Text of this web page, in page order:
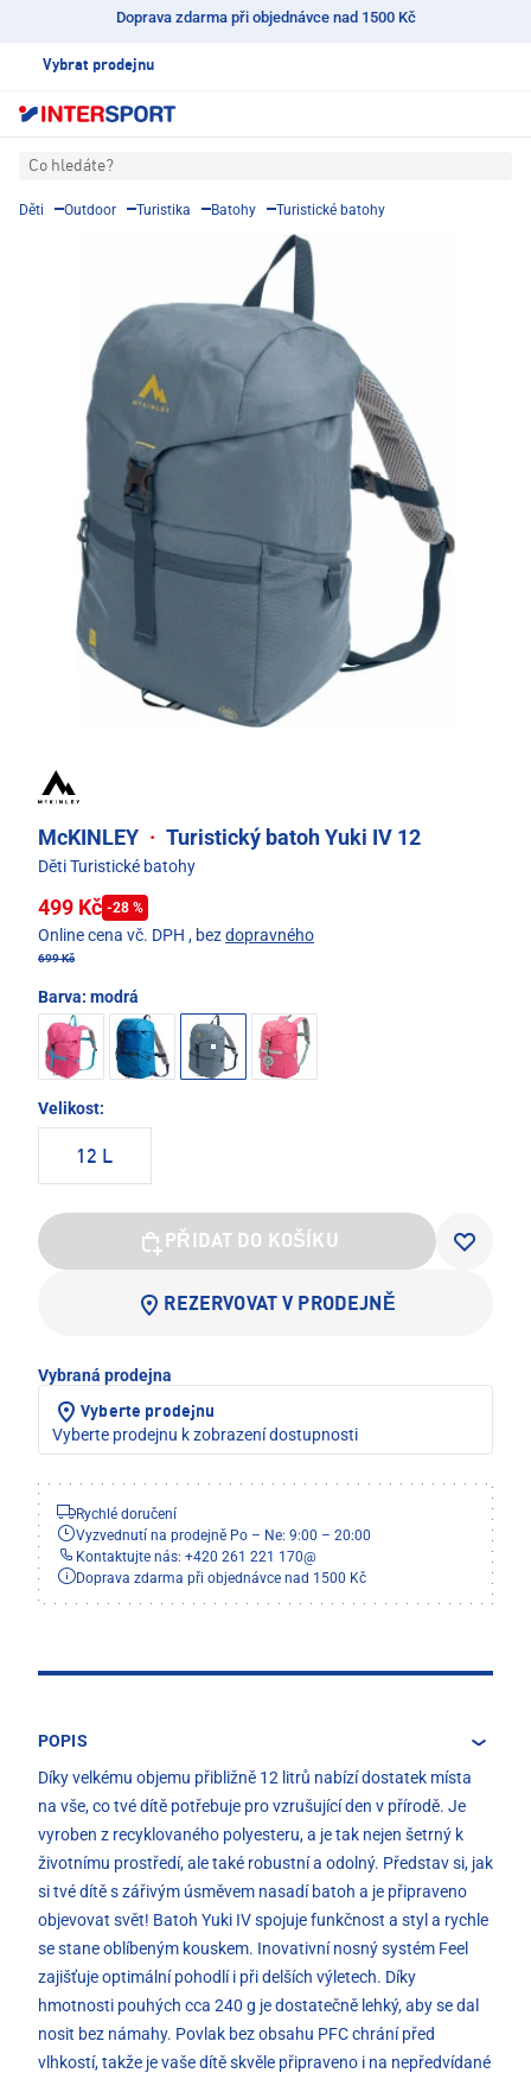
Doprava zdarma při objednávce nad 1500 Kč
Vybrat prodejnu
Co hledáte?
Děti Outdoor Turistika Batohy Turistické batohy
McKINLEY · Turistický batoh Yuki IV 12
Děti Turistické batohy
499 Kč -28 %
Online cena vč. DPH , bezdopravného
699 Kč
Barva: modrá
Velikost:
12 L
PŘIDAT DO KOŠÍKU
REZERVOVAT V PRODEJNĚ
Vybraná prodejna
Vyberte prodejnu
Vyberte prodejnu k zobrazení dostupnosti
Rychlé doručení
Vyzvednutí na prodejně Po – Ne: 9:00 – 20:00
Kontaktujte nás: +420 261 221 170@
Doprava zdarma při objednávce nad 1500 Kč
POPIS
Díky velkému objemu přibližně 12 litrů nabízí dostatek místa
na vše, co tvé dítě potřebuje pro vzrušující den v přírodě. Je
vyroben z recyklovaného polyesteru, a je tak nejen šetrný k
životnímu prostředí, ale také robustní a odolný. Představ si, jak
si tvé dítě s zářivým úsměvem nasadí batoh a je připraveno
objevovat svět! Batoh Yuki IV spojuje funkčnost a styl a rychle
se stane oblíbeným kouskem. Inovativní nosný systém Feel
zajišťuje optimální pohodlí i při delších výletech. Díky
hmotnosti pouhých cca 240 g je dostatečně lehký, aby se dal
nosit bez námahy. Povlak bez obsahu PFC chrání před
vlhkostí, takže je vaše dítě skvěle připraveno i na nepředvídané